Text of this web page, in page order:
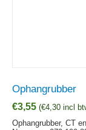
Ophangrubber
€3,55 (€4,30 incl
Ophangrubber, CT